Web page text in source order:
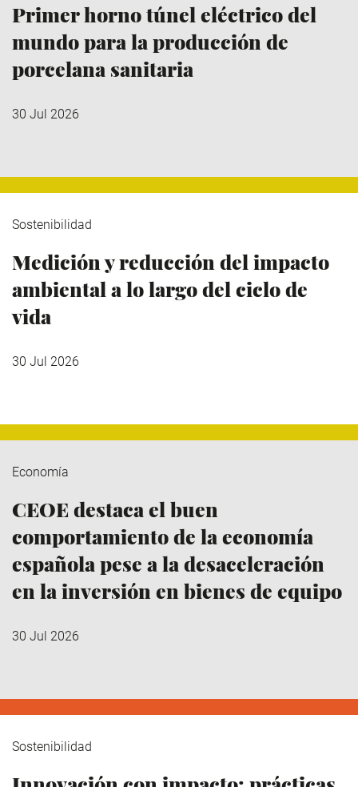
Primer horno túnel eléctrico del
mundo para la producción de
porcelana sanitaria
30 Jul 2026
Sostenibilidad
Medición y reducción del impacto
ambiental a lo largo del ciclo de
vida
30 Jul 2026
Economía
CEOE destaca el buen
comportamiento de la economía
española pese a la desaceleración
en la inversión en bienes de equipo
30 Jul 2026
Sostenibilidad